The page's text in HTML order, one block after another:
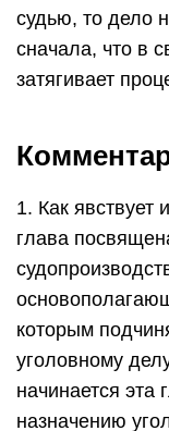
судью, то дело
сначала, что в
затягивает
1. Как явствует
глава
которым
уголовному
начинается эта
назначению